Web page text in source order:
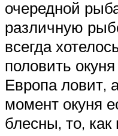
очередной
различную
всегда
половить
Европа ловит,
момент окуня
блесны, то,